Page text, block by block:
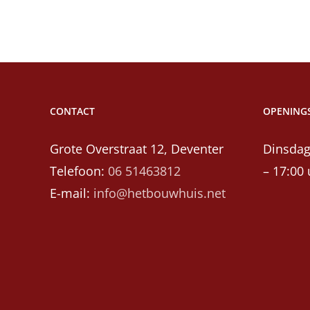
CONTACT
Grote Overstraat 12, Deventer
Telefoon: 06 51463812
E-mail: info@hetbouwhuis.net
– 17:00